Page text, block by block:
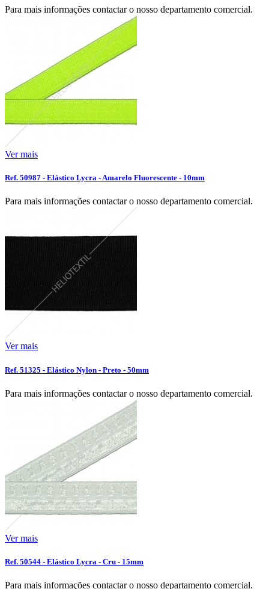
Para mais informações contactar o nosso departamento comercial.
Ver mais
Ref. 50987 - Elástico Lycra - Amarelo Fluorescente - 10mm
Para mais informações contactar o nosso departamento comercial.
Ver mais
Ref. 51325 - Elástico Nylon - Preto - 50mm
Para mais informações contactar o nosso departamento comercial.
Ver mais
Ref. 50544 - Elástico Lycra - Cru - 15mm
Para mais informações contactar o nosso departamento comercial.